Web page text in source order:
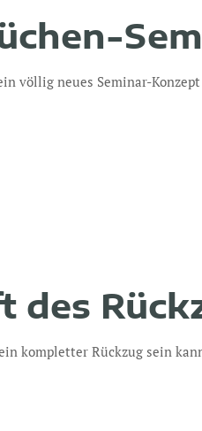
völlig neues Seminar-
des
kompletter Rückzug sein